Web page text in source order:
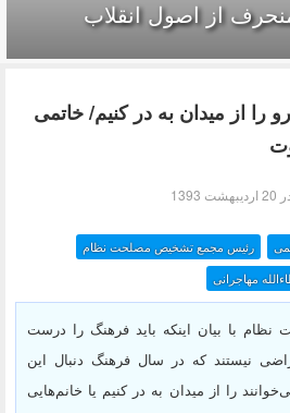
از اصول انقلاب
را از میدان به در کنیم/ خاتمی
رئیس مجمع تشخیص مصلحت نظام
مهاجرانی
با بیان اینکه باید فرهنگ را درست
نیستند که در سال فرهنگ دنبال این
را از میدان به در کنیم یا خانم‌هایی